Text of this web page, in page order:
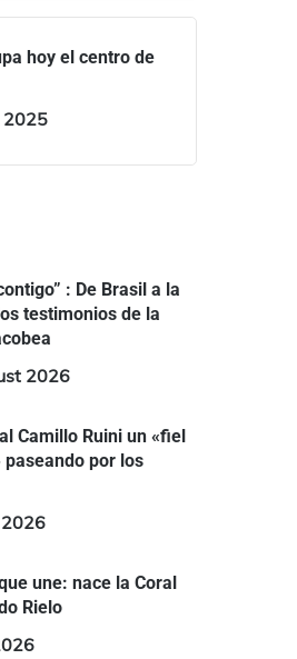
hoy el centro de
2025
: De Brasil a la
testimonios de la
2026
Camillo Ruini un «fiel
paseando por los
2026
une: nace la Coral
Rielo